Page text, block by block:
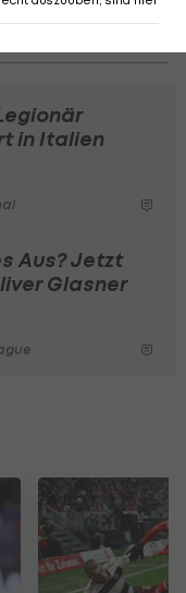
(@espnnl)
in Italien
Aus? Jetzt
Glasner